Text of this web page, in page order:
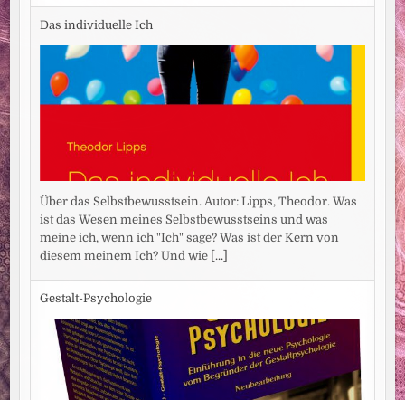
Das individuelle Ich
Über das Selbstbewusstsein. Autor: Lipps, Theodor. Was
ist das Wesen meines Selbstbewusstseins und was
meine ich, wenn ich "Ich" sage? Was ist der Kern von
diesem meinem Ich? Und wie [...]
Gestalt-Psychologie